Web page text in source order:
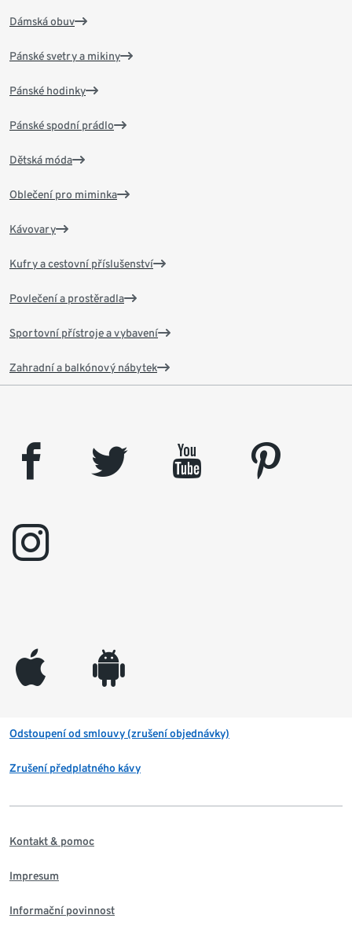
Dámská obuv
Pánské svetry a mikiny
Pánské hodinky
Pánské spodní prádlo
Dětská móda
Oblečení pro miminka
Kávovary
Kufry a cestovní příslušenství
Povlečení a prostěradla
Sportovní přístroje a vybavení
Zahradní a balkónový nábytek
facebook twitter youtube
pinterest
instagram
appleinc android
Odstoupení od smlouvy (zrušení objednávky)
Zrušení předplatného kávy
Kontakt & pomoc
Impresum
Informační povinnost